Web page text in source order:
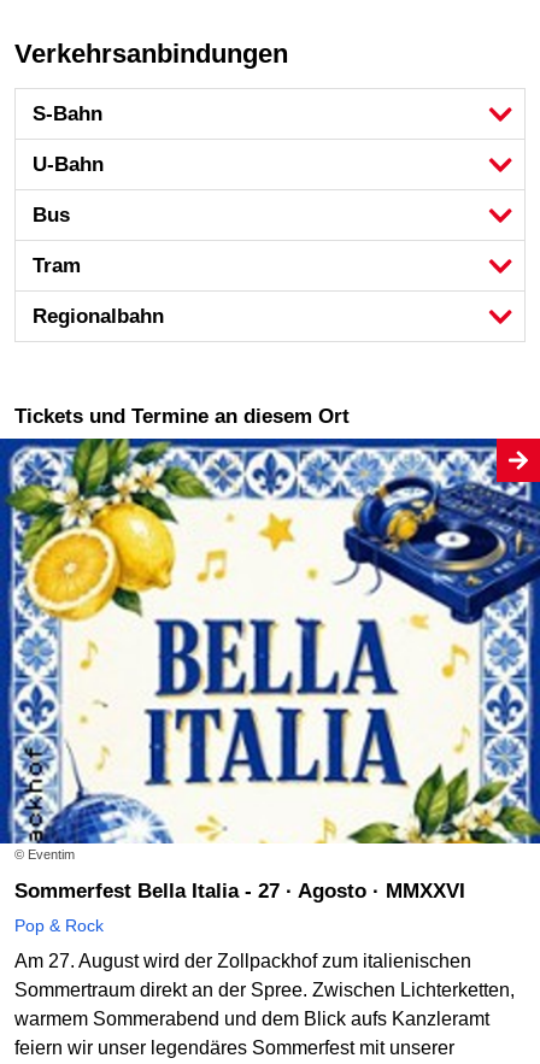
Verkehrsanbindungen
S-Bahn
U-Bahn
Bus
Tram
Regional­bahn
Tickets und Termine an diesem Ort
© Eventim
Sommerfest Bella Italia - 27 · Agosto · MMXXVI
Pop & Rock
Am 27. August wird der Zollpackhof zum italienischen
Sommertraum direkt an der Spree. Zwischen Lichterketten,
warmem Sommerabend und dem Blick aufs Kanzleramt
feiern wir unser legendäres Sommerfest mit unserer